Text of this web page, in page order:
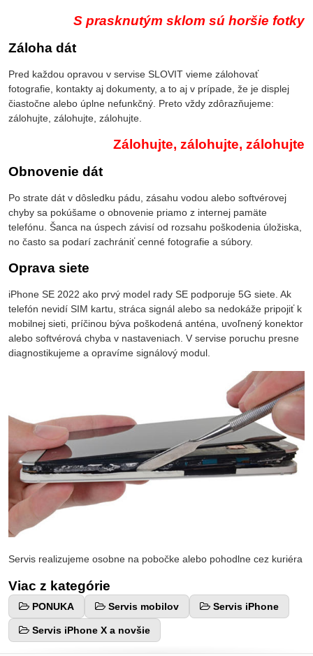
S prasknutým sklom sú horšie fotky
Záloha dát
Pred každou opravou v servise SLOVIT vieme zálohovať
fotografie, kontakty aj dokumenty, a to aj v prípade, že je displej
čiastočne alebo úplne nefunkčný. Preto vždy zdôrazňujeme:
zálohujte, zálohujte, zálohujte.
Zálohujte, zálohujte, zálohujte
Obnovenie dát
Po strate dát v dôsledku pádu, zásahu vodou alebo softvérovej
chyby sa pokúšame o obnovenie priamo z internej pamäte
telefónu. Šanca na úspech závisí od rozsahu poškodenia úložiska,
no často sa podarí zachrániť cenné fotografie a súbory.
Oprava siete
iPhone SE 2022 ako prvý model rady SE podporuje 5G siete. Ak
telefón nevidí SIM kartu, stráca signál alebo sa nedokáže pripojiť k
mobilnej sieti, príčinou býva poškodená anténa, uvoľnený konektor
alebo softvérová chyba v nastaveniach. V servise poruchu presne
diagnostikujeme a opravíme signálový modul.
Servis realizujeme osobne na pobočke alebo pohodlne cez kuriéra
Viac z kategórie
PONUKA Servis mobilov Servis iPhone
Servis iPhone X a novšie